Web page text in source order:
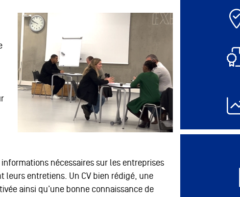
nécessaires sur les entreprises
entretiens. Un CV bien rédigé, une
ainsi qu’une bonne connaissance de
26 août 2026
12 août 2026
12 août 2026